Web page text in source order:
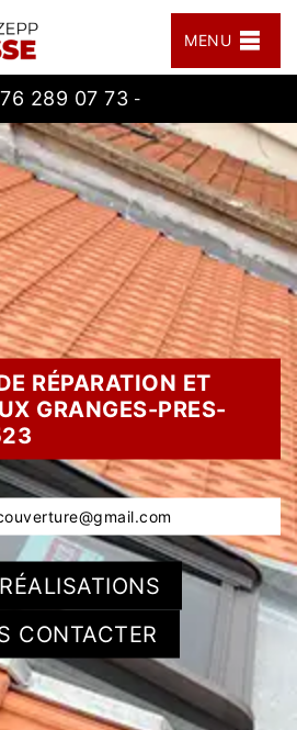
MENU
289 07 73 -
RÉPARATION ET
GRANGES-PRES-
CONTACTER